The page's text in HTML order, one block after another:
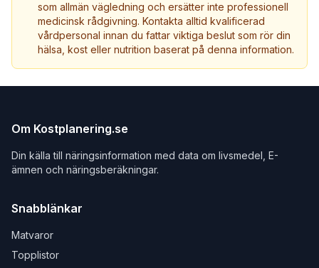
som allmän vägledning och ersätter inte professionell
medicinsk rådgivning. Kontakta alltid kvalificerad
vårdpersonal innan du fattar viktiga beslut som rör din
hälsa, kost eller nutrition baserat på denna information.
Om Kostplanering.se
Din källa till näringsinformation med data om livsmedel, E-
ämnen och näringsberäkningar.
Snabblänkar
Matvaror
Topplistor